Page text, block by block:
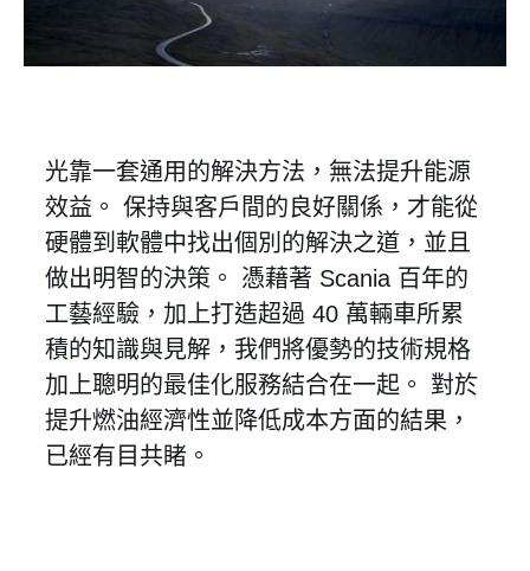
光靠一套通用的解決方法，無法提升能源
效益。 保持與客戶間的良好關係，才能從
硬體到軟體中找出個別的解決之道，並且
做出明智的決策。 憑藉著 Scania 百年的
工藝經驗，加上打造超過 40 萬輛車所累
積的知識與見解，我們將優勢的技術規格
加上聰明的最佳化服務結合在一起。 對於
提升燃油經濟性並降低成本方面的結果，
已經有目共睹。